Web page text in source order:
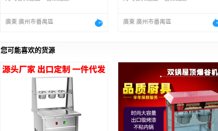
廣東 廣州市番禺區 廣東 廣州市番禺區
您可能喜欢的货源